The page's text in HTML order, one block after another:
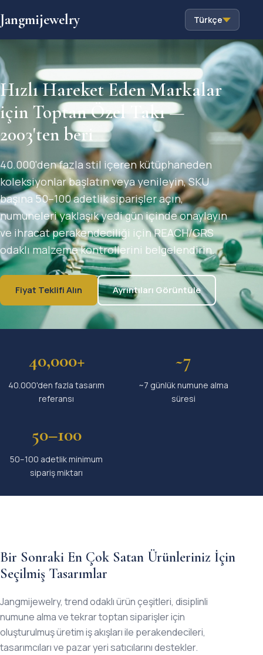
Jangmijewelry Türkçe
Hızlı Hareket Eden Markalar
için Toptan Özel Takı —
2003'ten beri
40.000'den fazla stil içeren kütüphaneden
koleksiyonlar başlatın veya yenileyin, SKU
başına 50–100 adetlik siparişler açın,
numuneleri yaklaşık yedi gün içinde onaylayın
ve ihracat perakendeciliği için REACH/GRS
odaklı malzeme kontrollerini belgelendirin.
Fiyat Teklifi Alın Ayrıntıları Görüntüle
40,000+
40.000'den fazla tasarım
referansı
~7
~7 günlük numune alma
süresi
50–100
50–100 adetlik minimum
sipariş miktarı
Bir Sonraki En Çok Satan Ürünleriniz İçin
Seçilmiş Tasarımlar
Jangmijewelry, trend odaklı ürün çeşitleri, disiplinli
numune alma ve tekrar toptan siparişler için
oluşturulmuş üretim iş akışları ile perakendecileri,
tasarımcıları ve pazar yeri satıcılarını destekler.